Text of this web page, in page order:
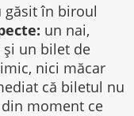
găsit în biroul
un nai,
şi un bilet de
nici măcar
că biletul nu
moment ce